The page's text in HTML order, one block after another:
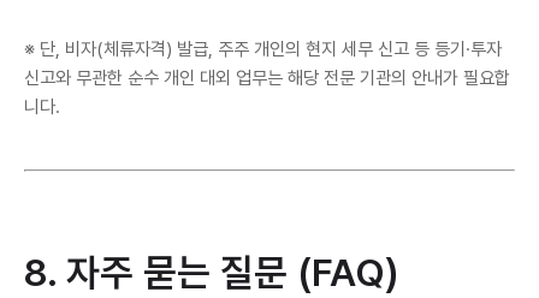
※ 단, 비자(체류자격) 발급, 주주 개인의 현지 세무 신고 등 등기·투자
신고와 무관한 순수 개인 대외 업무는 해당 전문 기관의 안내가 필요합
니다.
8. 자주 묻는 질문 (FAQ)